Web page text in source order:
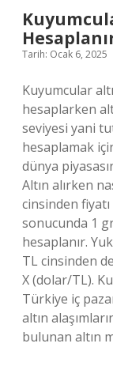
Tarih: Ocak 6, 2025
Kuyumcular
hesaplarken
seviyesi yani
hesaplamak
dünya
Altın alırken
cinsinden
sonucunda 1
hesaplanır.
TL cinsinden
X (dolar/TL).
Türkiye iç
altın
bulunan altın